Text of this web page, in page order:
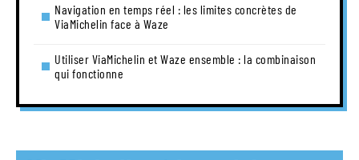
Navigation en temps réel : les limites concrètes de
ViaMichelin face à Waze
Utiliser ViaMichelin et Waze ensemble : la combinaison
qui fonctionne